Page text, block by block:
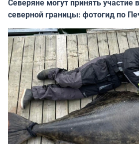
Северяне могут принять участие
северной границы: фотогид по